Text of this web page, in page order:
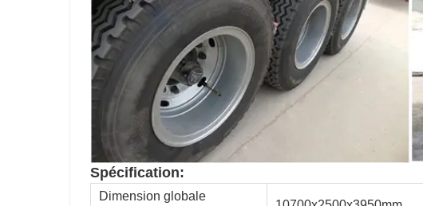
Spécification:
Dimension globale